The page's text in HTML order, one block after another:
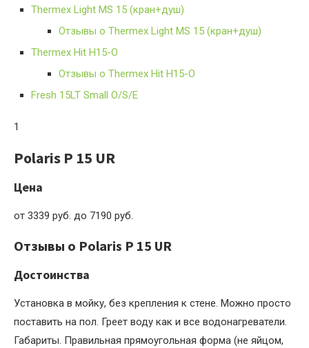
Thermex Light MS 15 (кран+душ)
Отзывы о Thermex Light MS 15 (кран+душ)
Thermex Hit H15-O
Отзывы о Thermex Hit H15-O
Fresh 15LT Small O/S/E
1
Polaris P 15 UR
Цена
от 3339 руб. до 7190 руб.
Отзывы о Polaris P 15 UR
Достоинства
Установка в мойку, без крепления к стене. Можно просто
поставить на пол. Греет воду как и все водонагреватели.
Габариты. Правильная прямоугольная форма (не яйцом,